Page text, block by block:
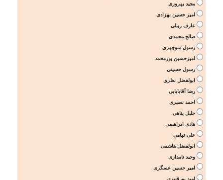
مجید بهروزی
امیر حسین بهزادی
عارف زینلی
صالح محمدی
رسول منوچهری
امیرحسین پورمحمد
رسول حسینی
ابولفضل نظری
رضا آقابابایی
احمد نصیری
جلیل پناهی
هادی ابراهیمی
علی تهامی
ابولفضل هاشمی
وحید نامداری
امیر حسین عسگری